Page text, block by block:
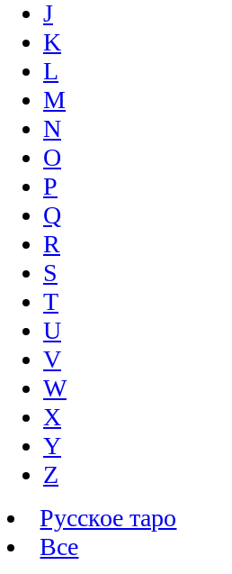
J
K
L
M
N
O
P
Q
R
S
T
U
V
W
X
Y
Z
Русское таро
Все